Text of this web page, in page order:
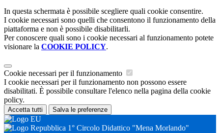
In questa schermata è possibile scegliere quali cookie consentire.
I cookie necessari sono quelli che consentono il funzionamento della
piattaforma e non è possibile disabilitarli.
Per conoscere quali sono i cookie necessari al funzionamento potete
visionare la COOKIE POLICY.
Cookie necessari per il funzionamento
I cookie necessari per il funzionamento non possono essere
disabilitati. È possibile consultare l'elenco nella pagina della cookie
policy.
Accetta tutti Salva le preferenze
1° Circolo Didattico "Mena Morlando"